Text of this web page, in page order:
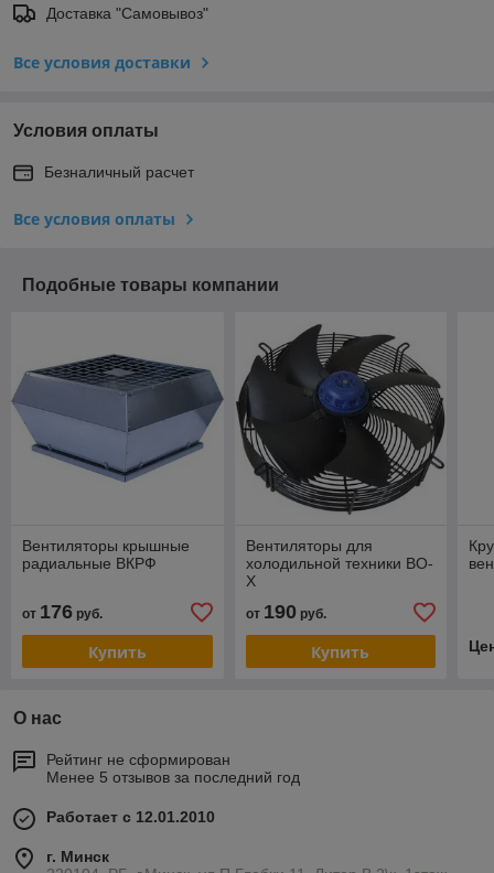
Доставка "Самовывоз"
Все условия доставки
Условия оплаты
Безналичный расчет
Все условия оплаты
Подобные товары компании
Вентиляторы крышные
радиальные ВКРФ
от 176 руб.
Купить
Вентиляторы для
холодильной техники ВО-
Х
от 190руб.
Купить
О нас
Рейтинг не сформирован
Менее 5 отзывов за последний год
Работает с 12.01.2010
г. Минск